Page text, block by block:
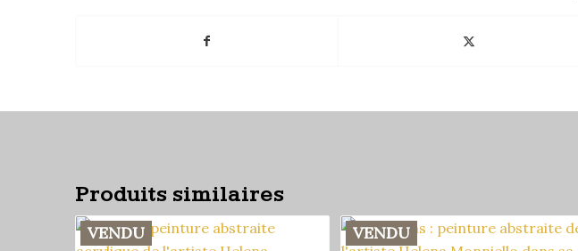
Produits similaires
VENDU VENDU